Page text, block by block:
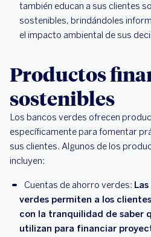
también educan a sus clientes
sostenibles, brindándoles
el impacto ambiental de sus
Productos
sostenibles
Los bancos verdes ofrecen
específicamente para fomentar
sus clientes. Algunos de los
incluyen:
Cuentas de ahorro verdes:
verdes permiten a los
con la tranquilidad de saber
utilizan para financiar